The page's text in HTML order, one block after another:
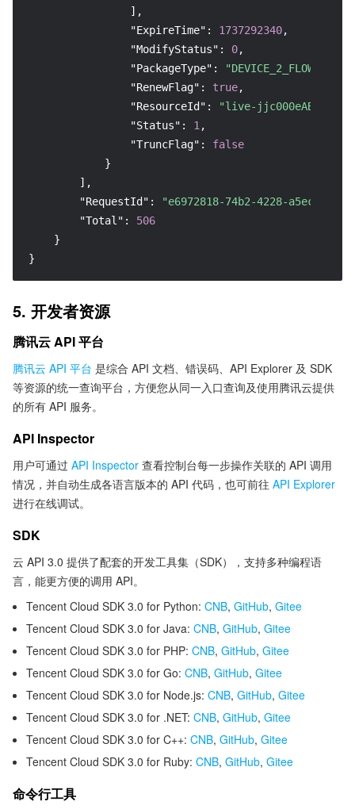
] ,
"ExpireTime" : 1737292340,
"ModifyStatus" : 0,
"PackageType" : "DEVICE_2_FLOW_50G"
"RenewFlag" : true,
"ResourceId" :
"live-
"Status" : 1 ,
"TruncFlag" :
false
}
] ,
"RequestId" :
"e6972818-74b2-4228-a5ec-
"Total" :
506
}
}
5. 开发者资源
腾讯云 API 平台
腾讯云 API 平台 是综合 API 文档、错误码、API Explorer 及 SDK
等资源的统一查询平台，方便您从同一入口查询及使用腾讯云提供
的所有 API 服务。
API Inspector
用户可通过 API Inspector 查看控制台每一步操作关联的 API 调用
情况，并自动生成各语言版本的 API 代码，也可前往 API Explorer
进行在线调试。
SDK
云 API 3.0 提供了配套的开发工具集（SDK），支持多种编程语
言，能更方便的调用 API。
Tencent Cloud SDK 3.0 for Python: CNB, GitHub, Gitee
Tencent Cloud SDK 3.0 for Java: CNB, GitHub, Gitee
Tencent Cloud SDK 3.0 for PHP: CNB, GitHub, Gitee
Tencent Cloud SDK 3.0 for Go: CNB, GitHub, Gitee
Tencent Cloud SDK 3.0 for Node.js: CNB, GitHub, Gitee
Tencent Cloud SDK 3.0 for .NET: CNB, GitHub, Gitee
Tencent Cloud SDK 3.0 for C++: CNB, GitHub, Gitee
Tencent Cloud SDK 3.0 for Ruby: CNB, GitHub, Gitee
命令行工具